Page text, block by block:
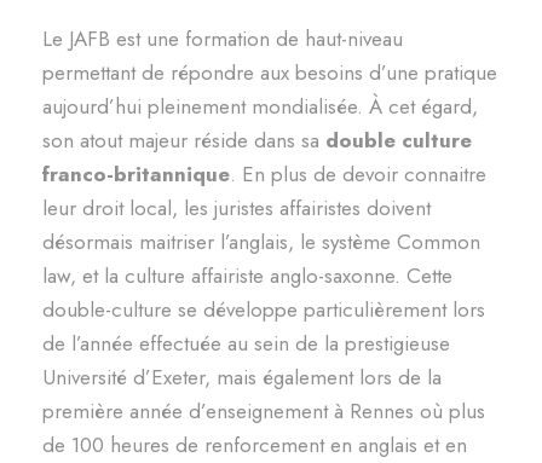
Le JAFB est une formation de haut-niveau
permettant de répondre aux besoins d’une pratique
aujourd’hui pleinement mondialisée. À cet égard,
son atout majeur réside dans sa double culture
franco-britannique. En plus de devoir connaitre
leur droit local, les juristes affairistes doivent
désormais maitriser l’anglais, le système Common
law, et la culture affairiste anglo-saxonne. Cette
double-culture se développe particulièrement lors
de l’année effectuée au sein de la prestigieuse
Université d’Exeter, mais également lors de la
première année d’enseignement à Rennes où plus
de 100 heures de renforcement en anglais et en